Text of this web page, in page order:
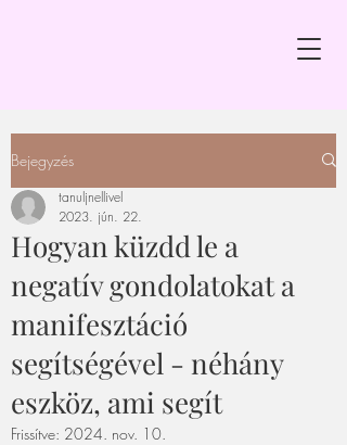
Bejegyzés
Hogyan küzdd le a
negatív gondolatokat a
manifesztáció
segítségével - néhány
eszköz, ami segít
tanuljnellivel
2023. jún. 22.
Frissítve: 2024. nov. 10.